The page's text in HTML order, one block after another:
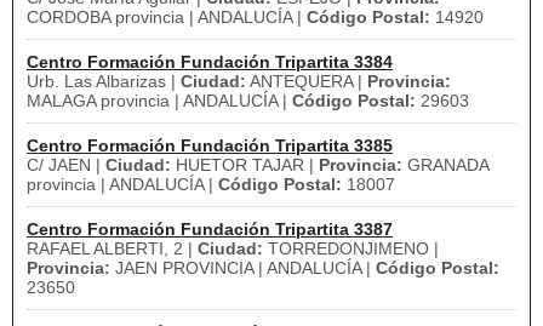
CORDOBA provincia | ANDALUCÍA | Código Postal: 14920
Centro Formación Fundación Tripartita 3384
Urb. Las Albarizas | Ciudad: ANTEQUERA | Provincia:
MALAGA provincia | ANDALUCÍA | Código Postal: 29603
Centro Formación Fundación Tripartita 3385
C/ JAEN | Ciudad: HUETOR TAJAR | Provincia: GRANADA
provincia | ANDALUCÍA | Código Postal: 18007
Centro Formación Fundación Tripartita 3387
RAFAEL ALBERTI, 2 | Ciudad: TORREDONJIMENO |
Provincia: JAEN PROVINCIA | ANDALUCÍA | Código Postal:
23650